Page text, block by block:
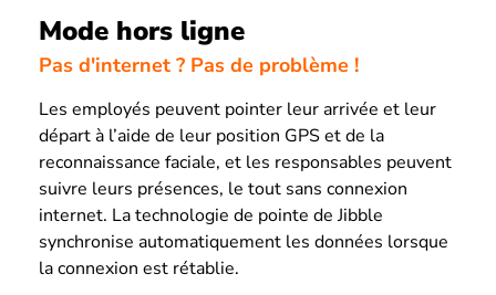
Mode hors ligne
Pas d'internet ? Pas de problème !
Les employés peuvent pointer leur arrivée et leur
départ à l’aide de leur position GPS et de la
reconnaissance faciale, et les responsables peuvent
suivre leurs présences, le tout sans connexion
internet. La technologie de pointe de Jibble
synchronise automatiquement les données lorsque
la connexion est rétablie.